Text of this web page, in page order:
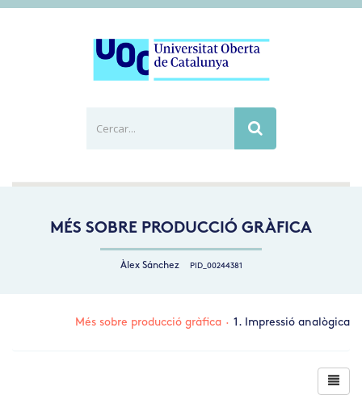
MÉS SOBRE PRODUCCIÓ GRÀFICA
Àlex Sánchez PID_00244381
Més sobre producció gràfica · 1. Impressió analògica